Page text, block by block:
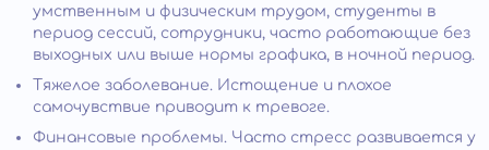
умственным и физическим трудом, студенты в
период сессий, сотрудники, часто работающие без
выходных или выше нормы графика, в ночной период.
Тяжелое заболевание. Истощение и плохое
самочувствие приводит к тревоге.
Финансовые проблемы. Часто стресс развивается у